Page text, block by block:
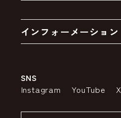
卸販売・大量注文
アウトレットセール
お支払いについて
ポイントについて
インフォーメーション
特定商取引法の表示
SNS
Instagram YouTube X